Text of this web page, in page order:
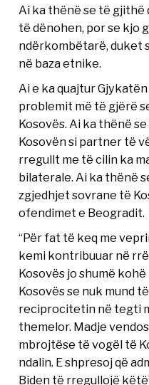
Ai ka thënë se të
të dënohen, por se kjo
ndërkombëtarë, duket
në baza etnike.
Ai e ka quajtur
problemit më të gjërë
Kosovës. Ai ka thënë
Kosovën si partner të
rregullt me të cilin ka
bilaterale. Ai ka thënë
zgjedhjet sovrane të
ofendimet e Beogradit.
“Për fat të keq me
kemi kontribuuar në
Kosovës jo shumë
Kosovës se nuk mund
reciprocitetin në tegti
themelor. Madje
mbrojtëse të vogël të
ndalin. E shpresoj që
Biden të rregullojë